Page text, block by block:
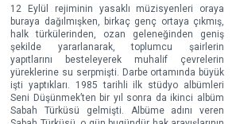
12 Eylül rejiminin yasaklı müzisyenleri oraya
buraya dağılmışken, birkaç genç ortaya çıkmış,
halk türkülerinden, ozan geleneğinden geniş
şekilde yararlanarak, toplumcu şairlerin
yapıtlarını besteleyerek muhalif çevrelerin
yüreklerine su serpmişti. Darbe ortamında büyük
işti yaptıkları. 1985 tarihli ilk stüdyo albümleri
Seni Düşünmek’ten bir yıl sonra da ikinci albüm
Sabah Türküsü gelmişti. Albüme adını veren